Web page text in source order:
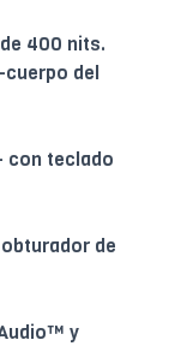
400 nits.
del
con teclado
de
y